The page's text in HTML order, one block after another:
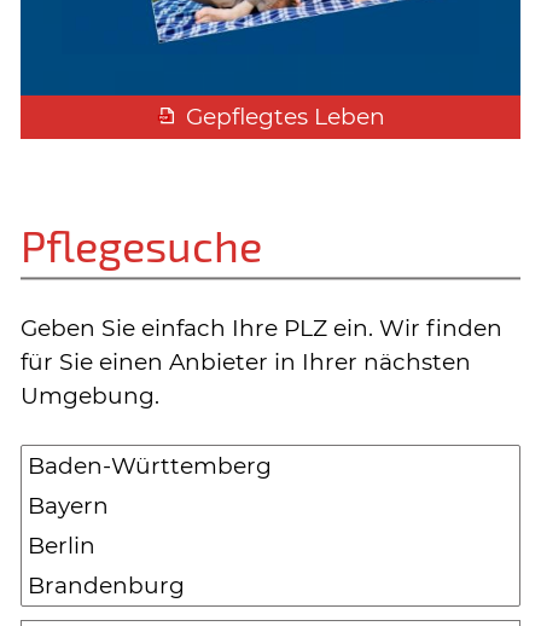
Gepflegtes Leben
Pflegesuche
Geben Sie einfach Ihre PLZ ein. Wir finden
für Sie einen Anbieter in Ihrer nächsten
Umgebung.